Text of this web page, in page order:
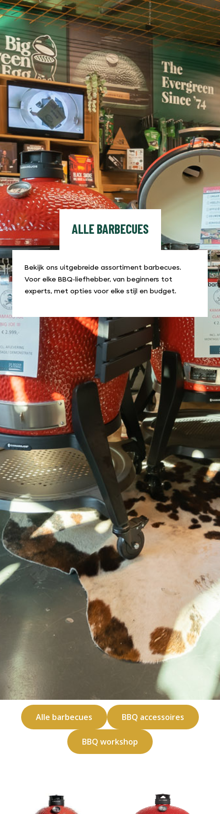
ALLE BARBECUES
Bekijk ons uitgebreide assortiment barbecues.
Voor elke BBQ-liefhebber, van beginners tot
experts, met opties voor elke stijl en budget.
Alle barbecues BBQ accessoires
BBQ workshop